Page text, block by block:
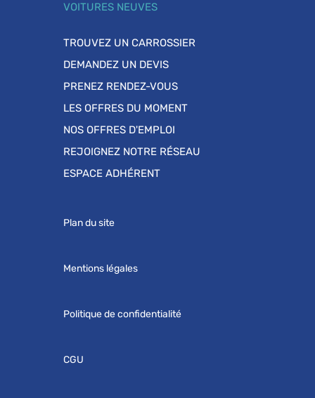
VOITURES NEUVES
TROUVEZ UN CARROSSIER
DEMANDEZ UN DEVIS
PRENEZ RENDEZ-VOUS
LES OFFRES DU MOMENT
NOS OFFRES D'EMPLOI
REJOIGNEZ NOTRE RÉSEAU
ESPACE ADHÉRENT
Plan du site
Mentions légales
Politique de confidentialité
CGU